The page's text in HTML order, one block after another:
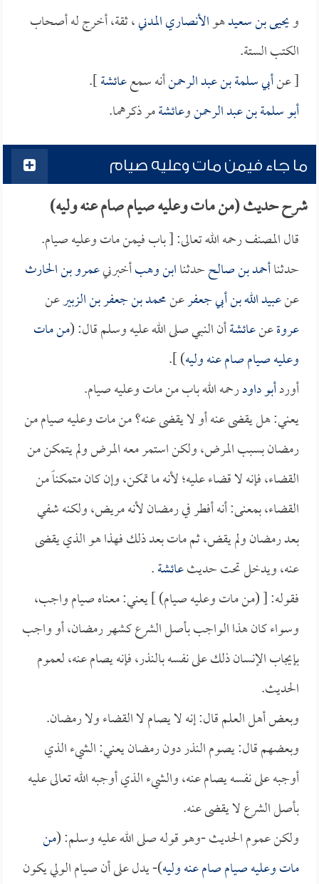
ويحيى بن سعيدهوالأنصاري المدني، ثقة، أخرج له أصحاب
الكتب الستة.
[ عنأبي سلمة بن عبد الرحمنأنه سمععائشة].
أبو سلمة بن عبد الرحمنوعائشةمر ذكرهما.
ما جاء فيمن مات وعليه صيام
شرح حديث (من مات وعليه صيام صام عنه وليه)
قال المصنف رحمه الله تعالى: [ باب فيمن مات وعليه صيام.
حدثناأحمد بن صالححدثناابن وهبأخبرنيعمرو بن الحارث
عنعبيد الله بن أبي جعفرعنمحمد بن جعفر بن الزبيرعن
عروةعنعائشةأن النبي صلى الله عليه وسلم قال: (من مات
وعليه صيام صام عنه وليه) ].
أوردأبو داودرحمه الله باب من مات وعليه صيام.
يعني: هل يقضى عنه أو لا يقضى عنه؟ من مات وعليه صيام من
رمضان بسبب المرض، ولكن استمر معه المرض ولم يتمكن من
القضاء، فإنه لا قضاء عليه؛ لأنه ما تمكن، وإن كان متمكناً من
القضاء، بمعنى: أنه أفطر في رمضان لأنه مريض، ولكنه شفي
بعد رمضان ولم يقض، ثم مات بعد ذلك فهذا هو الذي يقضى
عنه، ويدخل تحت حديثعائشة.
فقوله: [ (من مات وعليه صيام) ] يعني: معناه صيام واجب،
وسواء كان هذا الواجب بأصل الشرع كشهر رمضان، أو واجب
بإيجاب الإنسان ذلك على نفسه بالنذر، فإنه يصام عنه، لعموم
الحديث.
وبعض أهل العلم قال: إنه لا يصام لا القضاء ولا رمضان.
وبعضهم قال: يصوم النذر دون رمضان يعني: الشيء الذي
أوجبه على نفسه يصام عنه، والشيء الذي أوجبه الله تعالى عليه
بأصل الشرع لا يقضى عنه.
ولكن عموم الحديث -وهو قوله صلى الله عليه وسلم: (من
مات وعليه صيام صام عنه وليه)- يدل على أن صيام الولي يكون